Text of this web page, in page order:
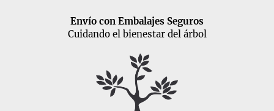
Envío con Embalajes Seguros
Cuidando el bienestar del árbol